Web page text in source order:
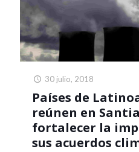
30 julio, 2018
Países de
reúnen en
fortalecer la
sus acuerdos